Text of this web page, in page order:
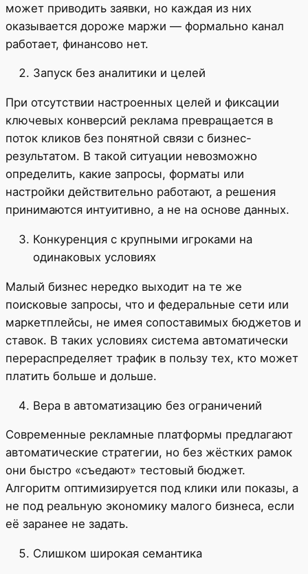
может приводить заявки, но каждая из них
оказывается дороже маржи — формально канал
работает, финансово нет.
Запуск без аналитики и целей
При отсутствии настроенных целей и фиксации
ключевых конверсий реклама превращается в
поток кликов без понятной связи с бизнес-
результатом. В такой ситуации невозможно
определить, какие запросы, форматы или
настройки действительно работают, а решения
принимаются интуитивно, а не на основе данных.
Конкуренция с крупными игроками на
одинаковых условиях
Малый бизнес нередко выходит на те же
поисковые запросы, что и федеральные сети или
маркетплейсы, не имея сопоставимых бюджетов и
ставок. В таких условиях система автоматически
перераспределяет трафик в пользу тех, кто может
платить больше и дольше.
Вера в автоматизацию без ограничений
Современные рекламные платформы предлагают
автоматические стратегии, но без жёстких рамок
они быстро «съедают» тестовый бюджет.
Алгоритм оптимизируется под клики или показы, а
не под реальную экономику малого бизнеса, если
её заранее не задать.
Слишком широкая семантика